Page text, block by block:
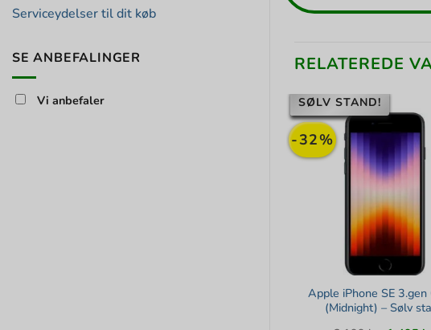
Serviceydelser til dit køb
SE ANBEFALINGER
Vi anbefaler
RELATEREDE
-32%
SØLV STAND!
Apple iPhone SE 3.gen
(Midnight) – Sølv